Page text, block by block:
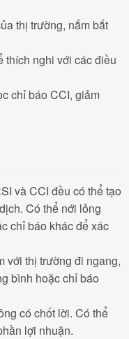
thị trường, nắm bắt
thích nghi với các điều
chỉ báo CCI, giảm
và CCI đều có thể tạo
Có thể nới lỏng
chỉ báo khác để xác
với thị trường đi ngang,
bình hoặc chỉ báo
có chốt lời. Có thể
lợi nhuận.